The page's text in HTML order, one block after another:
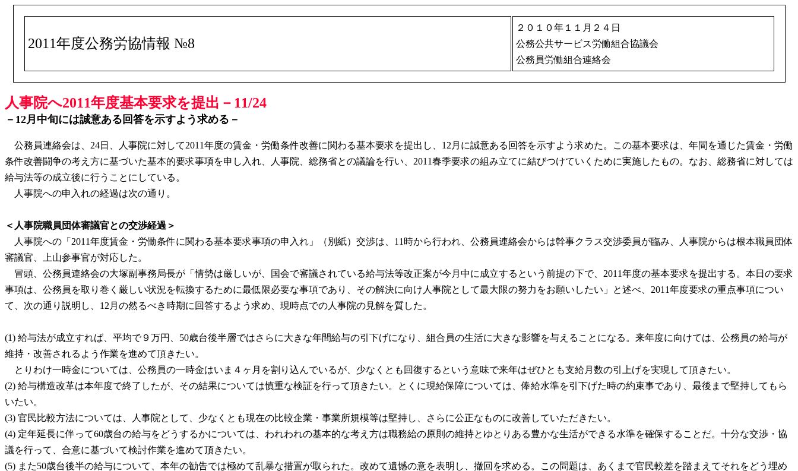
2011年度公務労協情報 №8
２０１０年１１月２４日
公務公共サービス労働組合協議会
公務員労働組合連絡会
人事院へ2011年度基本要求を提出－11/24
－12月中旬には誠意ある回答を示すよう求める－
公務員連絡会は、24日、人事院に対して2011年度の賃金・労働条件改善に関わる基本要求を提出し、12月に誠意ある回答を示すよう求めた。この基本要求は、年間を通じた賃金・労働
条件改善闘争の考え方に基づいた基本的要求事項を申し入れ、人事院、総務省との議論を行い、2011春季要求の組み立てに結びつけていくために実施したもの。なお、総務省に対しては
給与法等の成立後に行うことにしている。
人事院への申入れの経過は次の通り。
＜人事院職員団体審議官との交渉経過＞
人事院への「2011年度賃金・労働条件に関わる基本要求事項の申入れ」（別紙）交渉は、11時から行われ、公務員連絡会からは幹事クラス交渉委員が臨み、人事院からは根本職員団体
審議官、上山参事官が対応した。
冒頭、公務員連絡会の大塚副事務局長が「情勢は厳しいが、国会で審議されている給与法等改正案が今月中に成立するという前提の下で、2011年度の基本要求を提出する。本日の要求
事項は、公務員を取り巻く厳しい状況を転換するために最低限必要な事項であり、その解決に向け人事院として最大限の努力をお願いしたい」と述べ、2011年度要求の重点事項につい
て、次の通り説明し、12月の然るべき時期に回答するよう求め、現時点での人事院の見解を質した。
(1) 給与法が成立すれば、平均で９万円、50歳台後半層ではさらに大きな年間給与の引下げになり、組合員の生活に大きな影響を与えることになる。来年度に向けては、公務員の給与が
維持・改善されるよう作業を進めて頂きたい。
とりわけ一時金については、公務員の一時金はいま４ヶ月を割り込んでいるが、少なくとも回復するという意味で来年はぜひとも支給月数の引上げを実現して頂きたい。
(2) 給与構造改革は本年度で終了したが、その結果については慎重な検証を行って頂きたい。とくに現給保障については、俸給水準を引下げた時の約束事であり、最後まで堅持してもら
いたい。
(3) 官民比較方法については、人事院として、少なくとも現在の比較企業・事業所規模等は堅持し、さらに公正なものに改善していただきたい。
(4) 定年延長に伴って60歳台の給与をどうするかについては、われわれの基本的な考え方は職務給の原則の維持とゆとりある豊かな生活ができる水準を確保することだ。十分な交渉・協
議を行って、合意に基づいて検討作業を進めて頂きたい。
(5) また50歳台後半の給与について、本年の勧告では極めて乱暴な措置が取られた。改めて遺憾の意を表明し、撤回を求める。この問題は、あくまで官民較差を踏まえてそれをどう埋め